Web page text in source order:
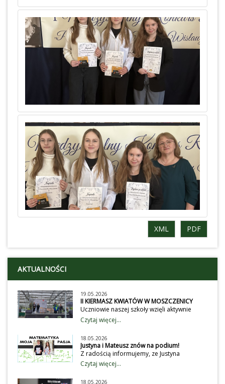
PDF
XML
AKTUALNOŚCI
19.05.2026
II KIERMASZ KWIATÓW W MOSZCZENICY
Uczniowie naszej szkoły wzięli aktywnie
udział obchodach II Gminnego Kiermaszu
Kwiatów. Wystawili przedstawienie dla
temat dbania o środowisko. Wiecej
na:https://ug.moszczenica.eu/article/2047/ii-
gminny-kiermasz-roslin-w-moszczenicy-
przyciagnal-milosnikow-zielenifot: ug
Czytaj więcej...
18.05.2026
Justyna i Mateusz znów na podium!
Z radością informujemy, ze Justyna
Kaźmierczak i Matusz Kaźmierczak
potwierdzili swoje umiejętności
Czytaj więcej...
18.05.2026